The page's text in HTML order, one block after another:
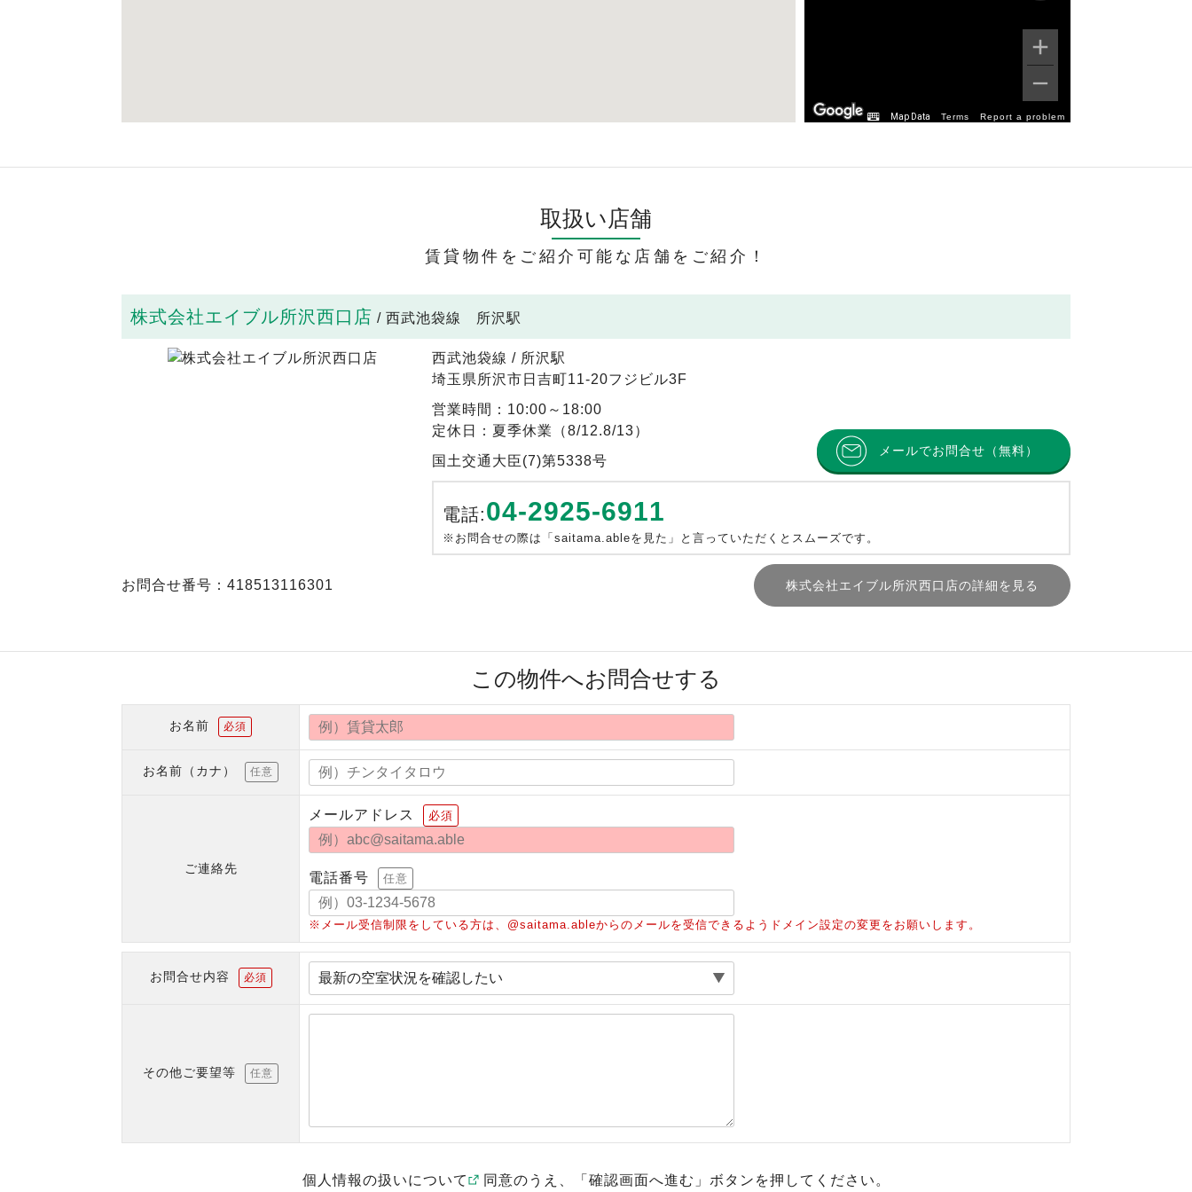
Map Data Terms Report a problem
取扱い店舗
賃貸物件をご紹介可能な店舗をご紹介！
株式会社エイブル所沢西口店 / 西武池袋線 所沢駅
西武池袋線 / 所沢駅
埼玉県所沢市日吉町11-20フジビル3F
営業時間：10:00～18:00
定休日：夏季休業（8/12.8/13）
国土交通大臣(7)第5338号
メールでお問合せ（無料）
電話:04-2925-6911
※お問合せの際は「saitama.ableを見た」と言っていただくとスムーズです。
お問合せ番号：418513116301 株式会社エイブル所沢西口店の詳細を見る
この物件へお問合せする
お名前 必須
お名前（カナ） 任意
ご連絡先
メールアドレス 必須
電話番号 任意
※メール受信制限をしている方は、@saitama.ableからのメールを受信できるようドメイン設定の変更をお願いします。
お問合せ内容 必須
その他ご要望等 任意
個人情報の扱いについて 同意のうえ、「確認画面へ進む」ボタンを押してください。